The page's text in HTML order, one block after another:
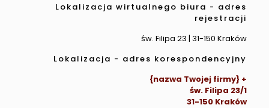
Lokalizacja wirtualnego biura - adres
rejestracji
św. Filipa 23 | 31-150 Kraków
Lokalizacja - adres korespondencyjny
{nazwa Twojej firmy} +
św. Filipa 23/1
31-150 Kraków